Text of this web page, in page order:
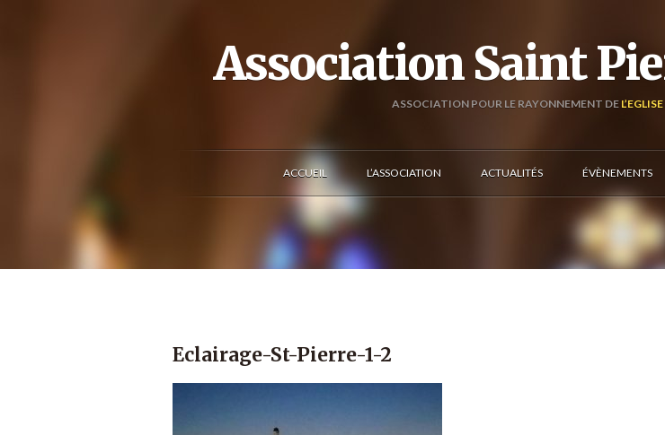
Association Saint
ASSOCIATION POUR LE RAYONNEMENT DE
ACCUEIL L’ASSOCIATION ACTUALITÉS ÉVÈNEMENTS
Eclairage-St-Pierre-1-2